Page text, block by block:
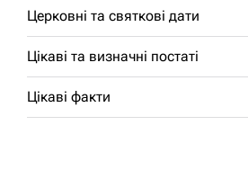
Церковні та святкові дати
Цікаві та визначні постаті
Цікаві факти